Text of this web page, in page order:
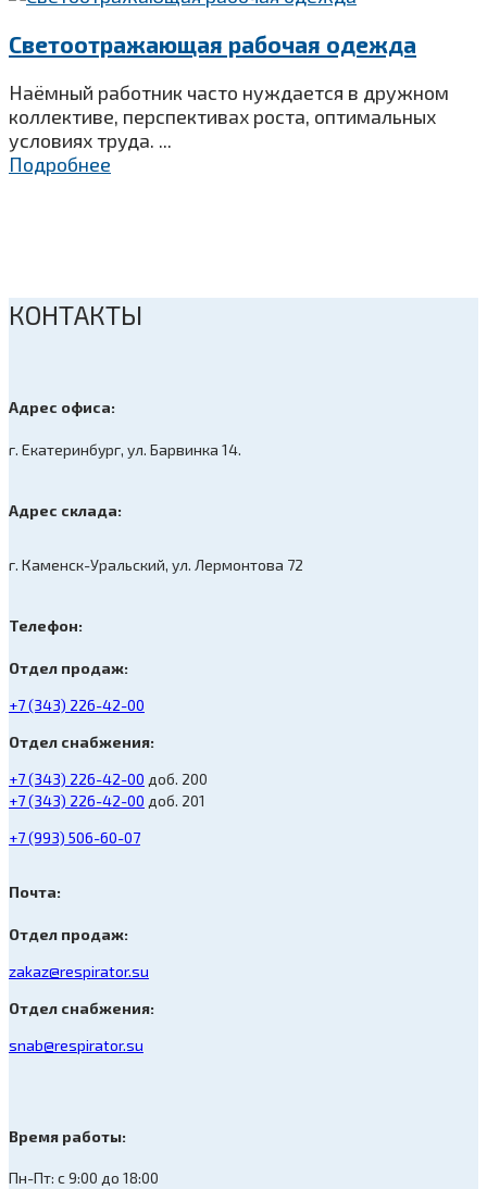
Светоотражающая рабочая одежда
Наёмный работник часто нуждается в дружном
коллективе, перспективах роста, оптимальных
условиях труда. ...
Подробнее
КОНТАКТЫ
Адрес офиса:
г. Екатеринбург, ул. Барвинка 14.
Адрес склада:
г. Каменск-Уральский, ул. Лермонтова 72
Телефон:
Отдел продаж:
+7 (343) 226-42-00
Отдел снабжения:
+7 (343) 226-42-00 доб. 200
+7 (343) 226-42-00 доб. 201
+7 (993) 506-60-07
Почта:
Отдел продаж:
zakaz@respirator.su
Отдел снабжения:
snab@respirator.su
Время работы:
Пн-Пт: с 9:00 до 18:00